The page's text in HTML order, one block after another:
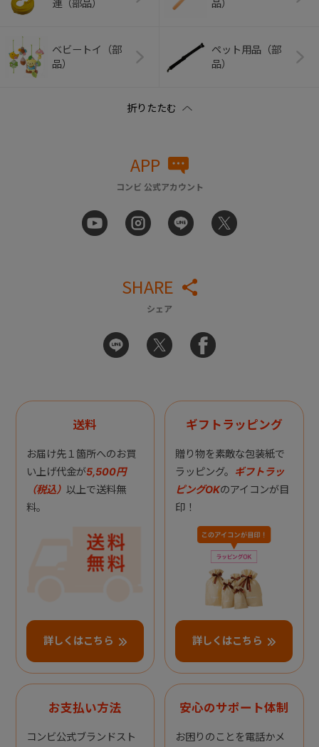
連（部品）
品）
ベビートイ（部
品）
ペット用品（部
品）
APP
コンビ 公式アカウント
SHARE
シェア
送料
お届け先１箇所へのお買
い上げ代金が5,500円
（税込） 以上で送料無
料。
詳しくはこちら
ギフトラッピング
贈り物を素敵な包装紙で
ラッピング。 ギフトラッ
ピングOKのアイコンが目
印！
詳しくはこちら
お支払い方法
コンビ公式ブランドスト
安心のサポート体制
お困りのことを電話かメ